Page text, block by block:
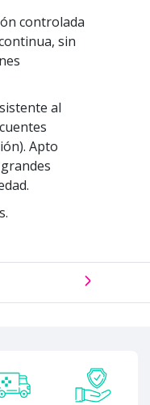
controlada
sin
al
Apto